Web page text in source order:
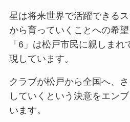
星は将来世界で活躍できる
から育っていくことへの希
「6」は松戸市民に親しま
現しています。
クラブが松戸から全国へ、
していくという決意をエン
います。